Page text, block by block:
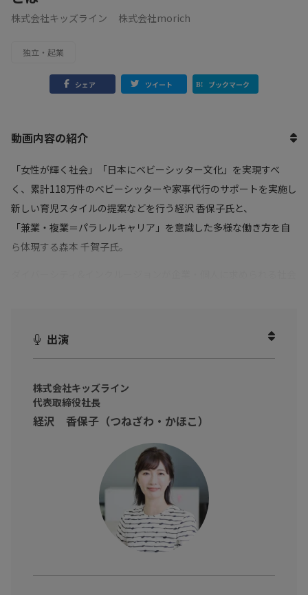
株式会社キッズライン 株式会社morich
独立・起業
シェア ツイート ブックマーク
動画内容の紹介
「女性が輝く社会」「日本にベビーシッター文化」を実現すべ
く、累計118万件のベビーシッターや家事代行のサポートを実施し
新しい育児スタイルの提案などを行う経沢 香保子氏と、
「兼業・複業＝パラレルキャリア」を意識した多様な働き方を自
ら体現する森本 千賀子氏。
2度と起業しないと決めていた！
経沢氏が41歳で再び起業した理由とは？
３回の出産と仕事の両立の奮闘から芽生えた ”女性活躍” ”女性の
ライフスタイル” への想い。
起業という困難に再び向き合った時、経沢氏を支えたのは起業仲
出演
株式会社キッズライン
代表取締役社長
経沢 香保子（つねざわ・かほこ）